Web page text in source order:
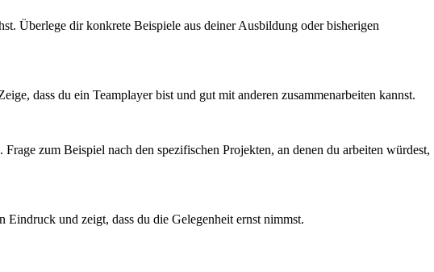
Überlege dir konkrete Beispiele aus deiner Ausbildung oder bisherigen
dass du ein Teamplayer bist und gut mit anderen zusammenarbeiten kannst.
zum Beispiel nach den spezifischen Projekten, an denen du arbeiten würdest,
und zeigt, dass du die Gelegenheit ernst nimmst.